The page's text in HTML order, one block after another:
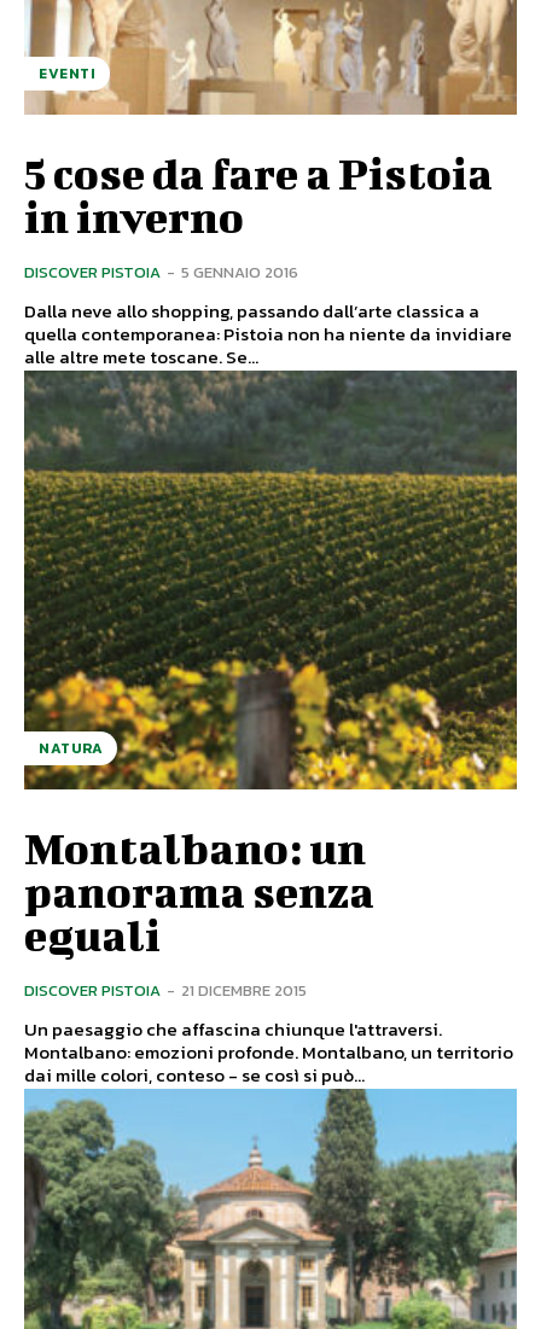
EVENTI
5 cose da fare a Pistoia
in inverno
DISCOVER PISTOIA - 5 GENNAIO 2016
Dalla neve allo shopping, passando dall’arte classica a
quella contemporanea: Pistoia non ha niente da invidiare
alle altre mete toscane. Se...
NATURA
Montalbano: un
panorama senza
eguali
DISCOVER PISTOIA - 21 DICEMBRE 2015
Un paesaggio che affascina chiunque l'attraversi.
Montalbano: emozioni profonde. Montalbano, un territorio
dai mille colori, conteso - se così si può...